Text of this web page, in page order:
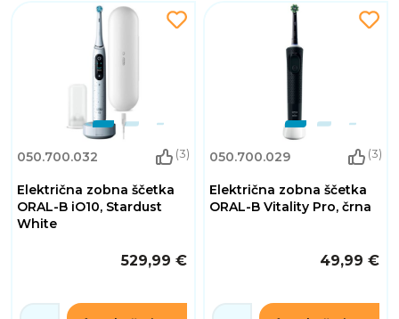
050.700.032 (3)
Električna zobna ščetka
ORAL-B iO10, Stardust
White
529,99 €
050.700.029 (3)
Električna zobna ščetka
ORAL-B Vitality Pro, črna
49,99 €